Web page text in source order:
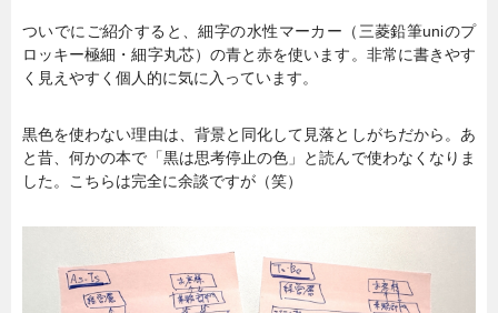
ついでにご紹介すると、細字の水性マーカー（三菱鉛筆uniのプ
ロッキー極細・細字丸芯）の青と赤を使います。非常に書きやす
く見えやすく個人的に気に入っています。
黒色を使わない理由は、背景と同化して見落としがちだから。あ
と昔、何かの本で「黒は思考停止の色」と読んで使わなくなりま
した。こちらは完全に余談ですが（笑）